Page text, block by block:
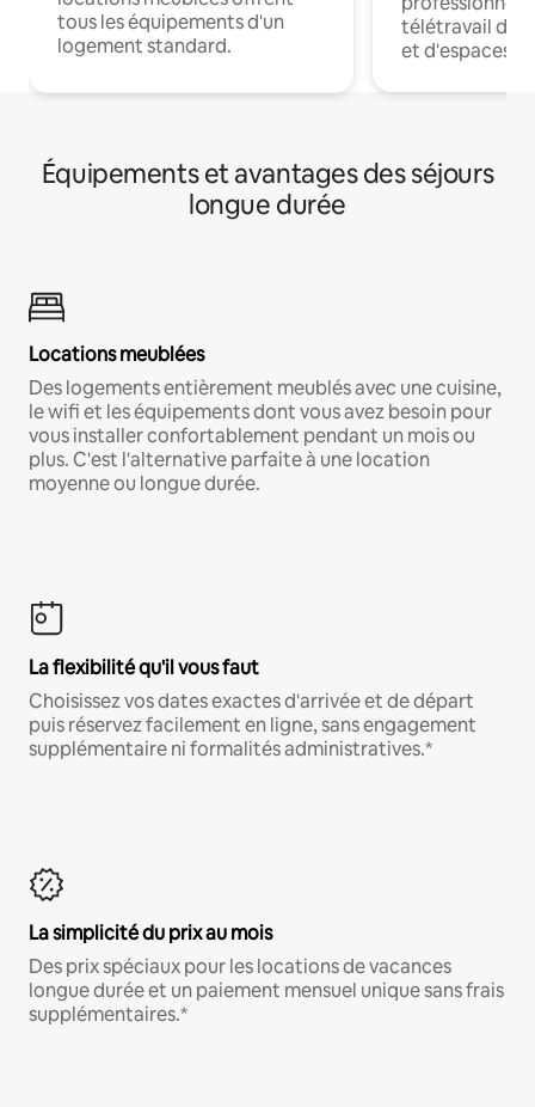
tous les équipements d'un
logement standard.
télétravail
et d'espaces
Équipements et avantages des séjours
longue durée
Locations meublées
Des logements entièrement meublés avec une cuisine,
le wifi et les équipements dont vous avez besoin pour
vous installer confortablement pendant un mois ou
plus. C'est l'alternative parfaite à une location
moyenne ou longue durée.
La flexibilité qu'il vous faut
Choisissez vos dates exactes d'arrivée et de départ
puis réservez facilement en ligne, sans engagement
supplémentaire ni formalités administratives.*
La simplicité du prix au mois
Des prix spéciaux pour les locations de vacances
longue durée et un paiement mensuel unique sans frais
supplémentaires.*